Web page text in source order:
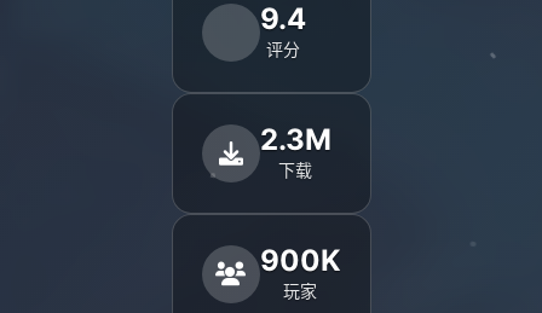
9.4
评分
2.3M
下载
900K
玩家